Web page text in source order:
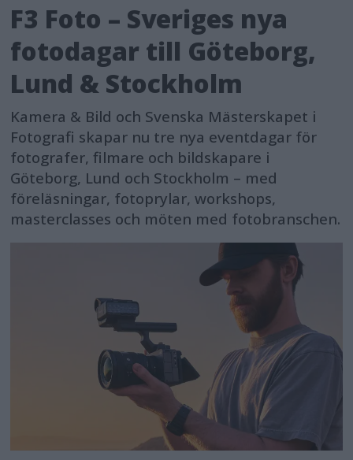
F3 Foto – Sveriges nya
fotodagar till Göteborg,
Lund & Stockholm
Kamera & Bild och Svenska Mästerskapet i
Fotografi skapar nu tre nya eventdagar för
fotografer, filmare och bildskapare i
Göteborg, Lund och Stockholm – med
föreläsningar, fotoprylar, workshops,
masterclasses och möten med fotobranschen.